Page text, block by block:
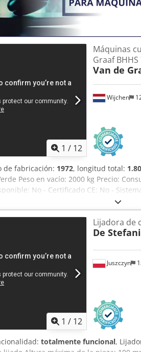
1 / 12
Wijchen
Máquinas
Graaf
Van de
de fabricación: 1972, longitud total:
Peso en vacío: 2000 kg Precio:
No - Certificado CE: No -
x 2250 mm x 1400 mm (largo x ancho
[unidades]: 1 Información
del IVA: El IVA es deducible para
cualquier momento para todos los
1 / 12
Juszczyn
Lijadora de
De Stefani
totalmente funcional,